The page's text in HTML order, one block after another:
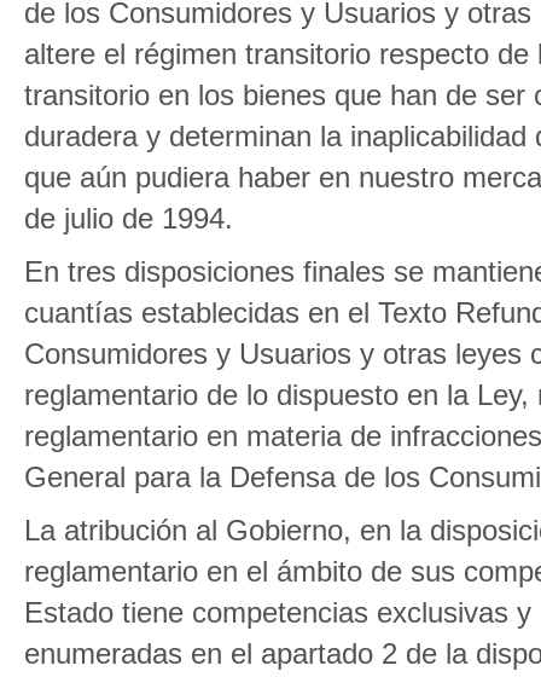
de los Consumidores y Usuarios y
altere el régimen transitorio respecto
transitorio en los bienes que han de
duradera y determinan la
que aún pudiera haber en nuestro
de julio de 1994.
En tres disposiciones finales se
cuantías establecidas en el Texto
Consumidores y Usuarios y otras leyes
reglamentario de lo dispuesto en la
reglamentario en materia de
General para la Defensa de los
La atribución al Gobierno, en la
reglamentario en el ámbito de sus
Estado tiene competencias exclusivas
enumeradas en el apartado 2 de la